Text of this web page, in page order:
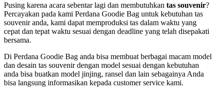
Pusing karena acara sebentar lagi dan membutuhkan tas souvenir?
Percayakan pada kami Perdana Goodie Bag untuk kebutuhan tas
souvenir anda, kami dapat memproduksi tas dalam waktu yang
cepat dan tepat waktu sesuai dengan deadline yang telah disepakati
bersama.
Di Perdana Goodie Bag anda bisa membuat berbagai macam model
dan desain tas souvenir dengan model sesuai dengan kebutuhan
anda bisa buatkan model jinjing, ransel dan lain sebagainya Anda
bisa langsung informasikan kepada customer service kami.